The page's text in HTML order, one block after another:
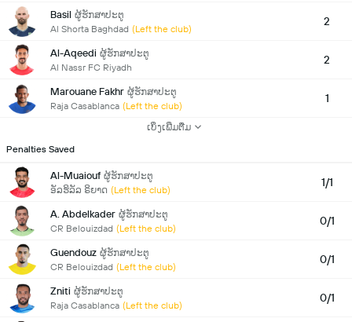
Basil ຜູ້ຮັກສາປະຕູ
Al Shorta Baghdad (Left the club)
2
Al-Aqeedi ຜູ້ຮັກສາປະຕູ
Al Nassr FC Riyadh
2
Marouane Fakhr ຜູ້ຮັກສາປະຕູ
Raja Casablanca (Left the club)
1
ເບິ່ງເພີ່ມຕື່ມ
Penalties Saved
Al-Muaiouf ຜູ້ຮັກສາປະຕູ
ອັລຮິລັລ ຣິຍາດ (Left the club)
1/1
A. Abdelkader ຜູ້ຮັກສາປະຕູ
CR Belouizdad (Left the club)
0/1
Guendouz ຜູ້ຮັກສາປະຕູ
CR Belouizdad (Left the club)
0/1
Zniti ຜູ້ຮັກສາປະຕູ
Raja Casablanca (Left the club)
0/1